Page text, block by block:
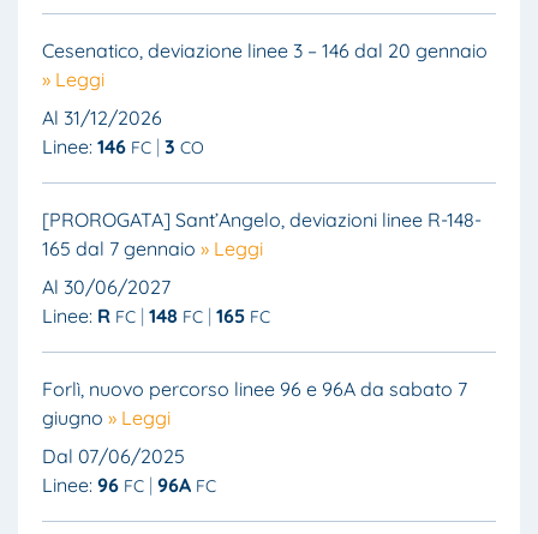
Cesenatico, deviazione linee 3 – 146 dal 20 gennaio
» Leggi
Al 31/12/2026
Linee: 146 FC 3 CO
[PROROGATA] Sant’Angelo, deviazioni linee R-148-
165 dal 7 gennaio » Leggi
Al 30/06/2027
Linee: R FC 148 FC 165 FC
Forlì, nuovo percorso linee 96 e 96A da sabato 7
giugno » Leggi
Dal 07/06/2025
Linee: 96 FC 96A FC